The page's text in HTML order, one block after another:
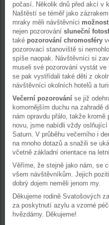
počasí. Několik dnů před akcí v
Naštěstí se téměř jako
mraky měli návštěvníci
nejen pozorování sluneční
také pozorování chromosféry
pozorovací stanoviště si
spíše naopak. Návštěvníci si
museli své pozorování vystát ve
se pak vystřídali také děti z
návštěvníci okolních hotelů a
Večerní pozorování se již
komornějším duchu na zahradě
nám opravdu přálo, takže
novu, jsme nabídli vždy
Saturn. V průběhu večerního i
na mnoho dotazů a snažili se
včetně základní orientace na
Věříme, že stejně jako nám, se
všem návštěvníkům. Jejich
dobrý dojem neměli jenom my.
Děkujeme rodině Svatošových
za poskytnutí azylu a vzorné
hvězdárny. Děkujeme!